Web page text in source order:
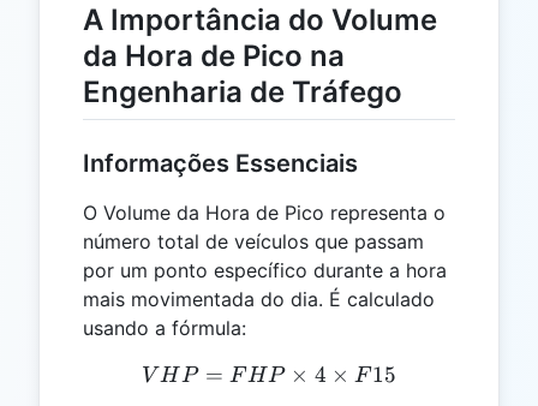
A Importância do Volume
da Hora de Pico na
Engenharia de Tráfego
Informações Essenciais
O Volume da Hora de Pico representa o
número total de veículos que passam
por um ponto específico durante a hora
mais movimentada do dia. É calculado
usando a fórmula:
VHP = FHP \times 4
V HP = FHP × 4 × F 15